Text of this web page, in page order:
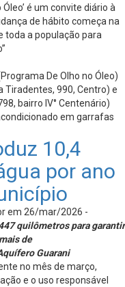
é um convite diário à
de hábito começa na
toda a população para
De Olho no Óleo)
Tiradentes, 990, Centro) e
bairro IV° Centenário)
em garrafas
10,4
por ano
em 26/mar/2026 -
quilômetros para garantir
de
Guarani
no mês de março,
e o uso responsável